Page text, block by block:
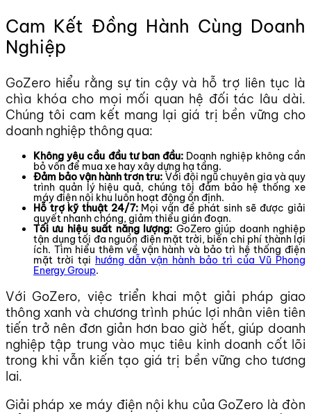
Cam Kết Đồng Hành Cùng Doanh
Nghiệp
GoZero hiểu rằng sự tin cậy và hỗ trợ liên tục là
chìa khóa cho mọi mối quan hệ đối tác lâu dài.
Chúng tôi cam kết mang lại giá trị bền vững cho
doanh nghiệp thông qua:
Không yêu cầu đầu tư ban đầu: Doanh nghiệp không cần
bỏ vốn để mua xe hay xây dựng hạ tầng.
Đảm bảo vận hành trơn tru: Với đội ngũ chuyên gia và quy
trình quản lý hiệu quả, chúng tôi đảm bảo hệ thống xe
máy điện nội khu luôn hoạt động ổn định.
Hỗ trợ kỹ thuật 24/7:Mọi vấn đề phát sinh sẽ được giải
quyết nhanh chóng, giảm thiểu gián đoạn.
Tối ưu hiệu suất năng lượng: GoZero giúp doanh nghiệp
tận dụng tối đa nguồn điện mặt trời, biến chi phí thành lợi
ích. Tìm hiểu thêm về vận hành và bảo trì hệ thống điện
mặt trời tại hướng dẫn vận hành bảo trì của Vũ Phong
Energy Group.
Với GoZero, việc triển khai một giải pháp giao
thông xanh và chương trình phúc lợi nhân viên tiên
tiến trở nên đơn giản hơn bao giờ hết, giúp doanh
nghiệp tập trung vào mục tiêu kinh doanh cốt lõi
trong khi vẫn kiến tạo giá trị bền vững cho tương
lai.
Giải pháp xe máy điện nội khu của GoZero là đòn